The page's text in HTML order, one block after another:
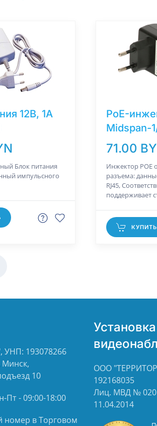
12В, 1A
Блок питания
импульсного
PoE-
Midspan-
71.00
Инжектор POE
разъема:
RJ45,
поддерживает
КУПИТЬ
193078266
Минск,
10
- 09:00-18:00
номер в Торговом
Установка
ООО
192168035
Лиц. МВД №
11.04.2014